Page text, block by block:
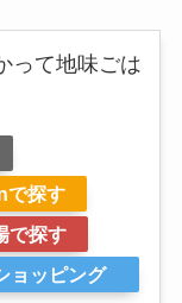
って地味ごは
で探す
で探す
ョッピング